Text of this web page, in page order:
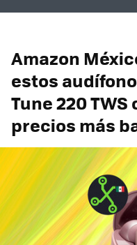
Amazon
estos
Tune 220
precios más